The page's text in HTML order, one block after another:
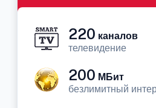
220 каналов
телевидение
200 МБит
безлимитный